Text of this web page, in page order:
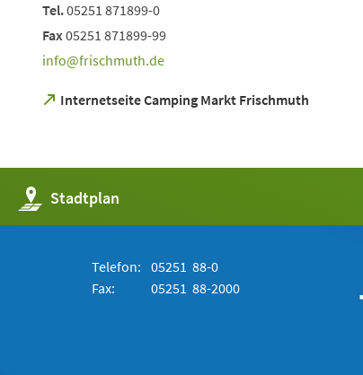
Tel.05251 871899-0
Fax05251 871899-99
info
frischmuth de
Internetseite Camping Markt Frischmuth
(Öffnet
Tab)
Stadtplan
(Öffnet
in
einem
Telefon: 05251 88-0
Fax:
05251 88-2000